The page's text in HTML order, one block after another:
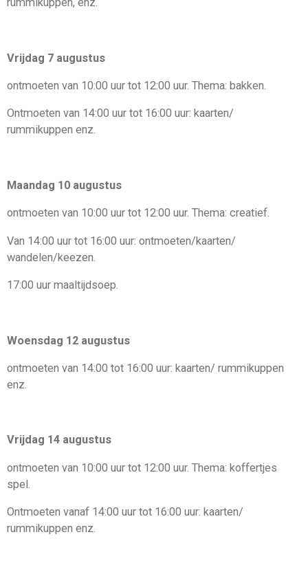
Vrijdag 7 augustus
ontmoeten van 10:00 uur tot 12:00 uur. Thema: bakken.
Ontmoeten van 14:00 uur tot 16:00 uur: kaarten/
rummikuppen enz.
Maandag 10 augustus
ontmoeten van 1 0:00 uur tot 12:00 uur. Thema: creatief.
Van 14:00 uur tot 16:00 uur: ontmoeten/kaarten/
wandelen/keezen
17:00 uur maaltijdsoep.
Woensdag 12 augustus
ontmoeten van 14:00 tot 16:00 uur: kaarten/ rummikuppen
enz.
Vrijdag 14 augustus
ontmoeten van 10:00 uur tot 12:00 uur. Thema: koffertjes
spel.
Ontmoeten vanaf 14:00 uur tot 16:00 uur: kaarten/
rummikuppen enz.